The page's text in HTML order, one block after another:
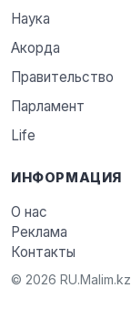
Наука
Акорда
Правительство
Парламент
Life
ИНФОРМАЦИЯ
О нас
Реклама
Контакты
© 2026 RU.Malim.kz